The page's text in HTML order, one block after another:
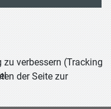
verbessern (Tracking
der Seite zur